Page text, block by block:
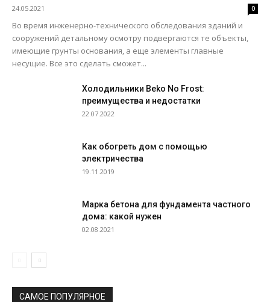
24.05.2021 0
Во время инженерно-технического обследования зданий и
сооружений детальному осмотру подвергаются те объекты,
имеющие грунты основания, а еще элементы главные
несущие. Все это сделать сможет...
Холодильники Beko No Frost:
преимущества и недостатки
22.07.2022
Как обогреть дом с помощью
электричества
19.11.2019
Марка бетона для фундамента частного
дома: какой нужен
02.08.2021
САМОЕ ПОПУЛЯРНОЕ